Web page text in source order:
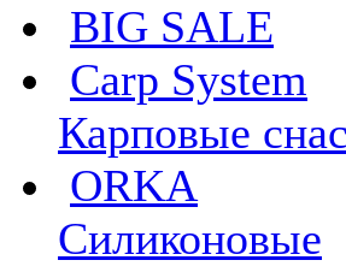
BIG SALE
Carp System
Карповые
ORKA
Силиконовые